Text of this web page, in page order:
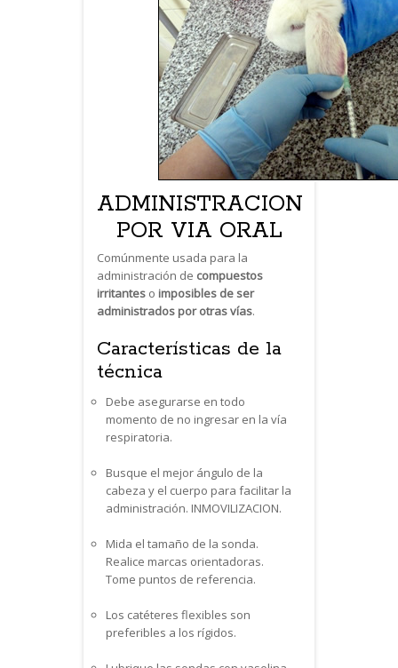
ADMINISTRACION
POR VIA ORAL
Comúnmente usada para la
administración de compuestos
irritantes o imposibles de ser
administrados por otras vías.
Características de la
técnica
Debe asegurarse en todo
momento de no ingresar en la vía
respiratoria.
Busque el mejor ángulo de la
cabeza y el cuerpo para facilitar la
administración. INMOVILIZACION.
Mida el tamaño de la sonda.
Realice marcas orientadoras.
Tome puntos de referencia.
Los catéteres flexibles son
preferibles a los rígidos.